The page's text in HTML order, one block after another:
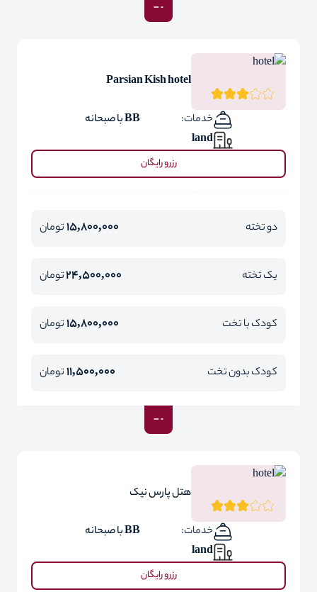
Parsian Kish hotel
خدمات:
BB با صبحانه
land
رزرو رایگان
دو تخته 15,800,000تومان
یک تخته 24,500,000تومان
کودک با تخت 15,800,000تومان
کودک بدون تخت 11,500,000تومان
هتل پارس نیک
خدمات:
BB با صبحانه
land
رزرو رایگان